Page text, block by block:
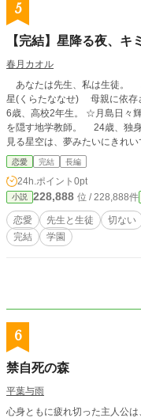
5
【完結】星降る夜、キ
春月カオル
あなたは先生、私は生徒。 星が
星(くらたななせ) 母親に依存
6歳、高校2年生。 ☆月島日々輝(つきしまひびき) 過去のトラウマから、素顔
を隠す地学教師。 24歳、独身。 夏の夜、降り注ぐ流れ星。 大好き
見る星空は、夢みたいにきれいで。 「私、今日の星空を一生忘れま
く抱きしめられながら、先生を見つめる。 「俺も、忘
下、先生の瞳は…… 静かに、熱を秘めていた。 ★星降る夜、キミと未来の約
束を【Side STORY】★ 番外編公開中です！ ＊
した作品の改訂版になります。
恋愛 完結 長編
24h.ポイント 0pt
小説 228,888 位 / 228,888件
恋愛 先生と生徒 切ない
完結
学園
6
禁自死の森
平葉与雨
心身ともに疲れ切った主人公